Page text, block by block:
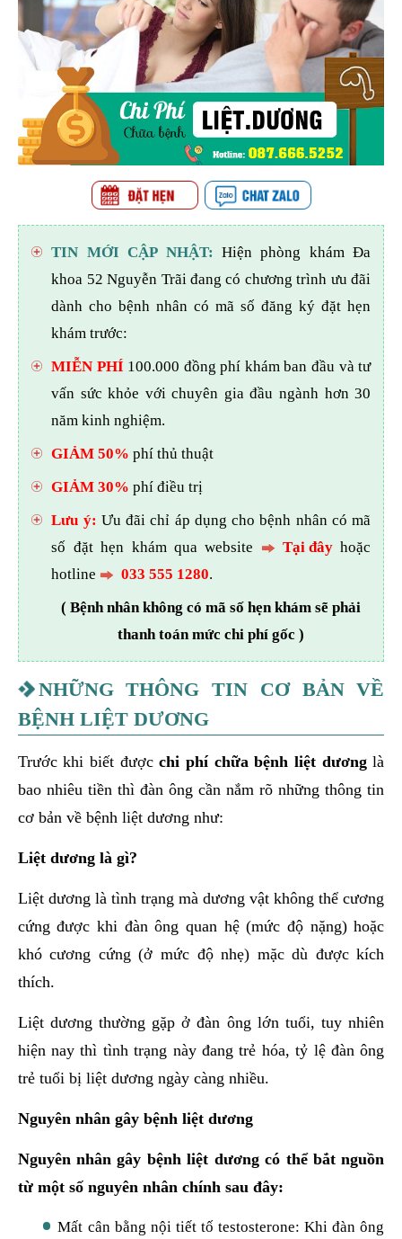
TIN MỚI CẬP NHẬT: Hiện phòng khám Đa
khoa 52 Nguyễn Trãi đang có chương trình ưu đãi
dành cho bệnh nhân có mã số đăng ký đặt hẹn
khám trước:
MIỄN PHÍ 100.000 đồng phí khám ban đầu và tư
vấn sức khỏe với chuyên gia đầu ngành hơn 30
năm kinh nghiệm.
GIẢM 50% phí thủ thuật
GIẢM 30% phí điều trị
Lưu ý: Ưu đãi chỉ áp dụng cho bệnh nhân có mã
số đặt hẹn khám qua website
Tại đâyhoặc
hotline
033 555 1280.
( Bệnh nhân không có mã số hẹn khám sẽ phải
thanh toán mức chi phí gốc )
NHỮNG THÔNG TIN CƠ BẢN VỀ
BỆNH LIỆT DƯƠNG
Trước khi biết đượcchi phí chữa bệnh liệt dươnglà
bao nhiêu tiền thì đàn ông cần nắm rõ những thông tin
cơ bản về bệnh liệt dương như:
Liệt dương là gì?
Liệt dương là tình trạng mà dương vật không thể cương
cứng được khi đàn ông quan hệ (mức độ nặng) hoặc
khó cương cứng (ở mức độ nhẹ) mặc dù được kích
thích.
Liệt dương thường gặp ở đàn ông lớn tuổi, tuy nhiên
hiện nay thì tình trạng này đang trẻ hóa, tỷ lệ đàn ông
trẻ tuổi bị liệt dương ngày càng nhiều.
Nguyên nhân gây bệnh liệt dương
Nguyên nhân gây bệnh liệt dương có thể bắt nguồn
từ một số nguyên nhân chính sau đây:
Mất cân bằng nội tiết tố testosterone: Khi đàn ông